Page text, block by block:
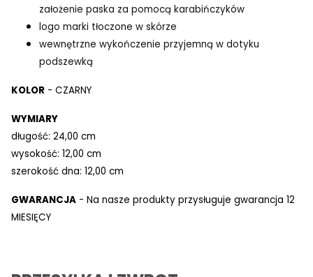
założenie paska za pomocą karabińczyków
logo marki tłoczone w skórze
wewnętrzne wykończenie przyjemną w dotyku
podszewką
KOLOR - CZARNY
WYMIARY
długość: 24,00 cm
wysokość: 12,00 cm
szerokość dna: 12,00 cm
GWARANCJA - Na nasze produkty przysługuje gwarancja 12
MIESIĘCY